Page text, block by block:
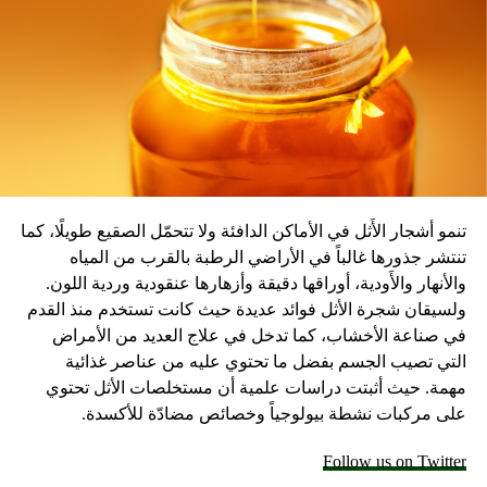
المصدر: سكاي نيوز
تنمو أشجار الأَثل في الأماكن الدافئة ولا تتحمّل الصقيع طويلًا، كما
تنتشر جذورها غالباً في الأراضي الرطبة بالقرب من المياه
والأنهار والأَودية، أوراقها دقيقة وأزهارها عنقودية وردية اللون.
ولسيقان شجرة الأثل فوائد عديدة حيث كانت تستخدم منذ القدم
في صناعة الأخشاب، كما تدخل في علاج العديد من الأمراض
التي تصيب الجسم بفضل ما تحتوي عليه من عناصر غذائية
مهمة. حيث أثبتت دراسات علمية أن مستخلصات الأثل تحتوي
على مركبات نشطة بيولوجياً وخصائص مضادّة للأكسدة.
Follow us on Twitter